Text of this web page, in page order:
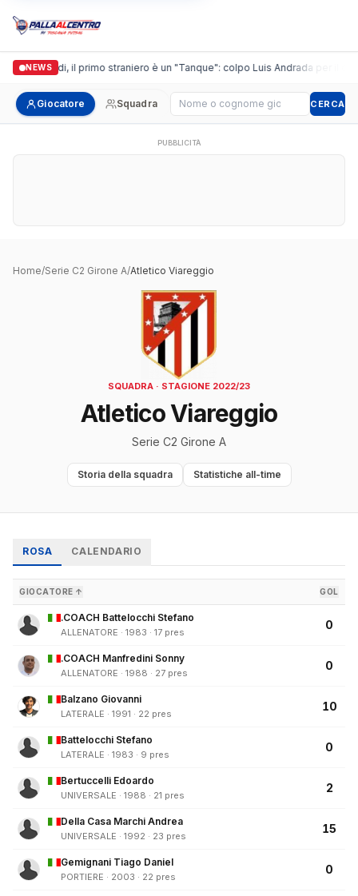
NEWS
Casalguidi, il primo straniero è un "Tanque": colpo Luis Andrada per il
Giocatore Squadra Cerca giocatore CERCA
PUBBLICITÀ
Home/Serie C2 Girone A/Atletico Viareggio
SQUADRA · STAGIONE 2022/23
Atletico Viareggio
Serie C2 Girone A
Storia della squadra Statistiche all-time
ROSA CALENDARIO
GIOCATORE ↑ GOL
.COACH Battelocchi Stefano
ALLENATORE · 1983 · 17 pres
0
.COACH Manfredini Sonny
ALLENATORE · 1988 · 27 pres
0
Balzano Giovanni
LATERALE · 1991 · 22 pres
10
Battelocchi Stefano
LATERALE · 1983 · 9 pres
0
Bertuccelli Edoardo
UNIVERSALE · 1988 · 21 pres
2
Della Casa Marchi Andrea
UNIVERSALE · 1992 · 23 pres
15
Gemignani Tiago Daniel
PORTIERE · 2003 · 22 pres
0